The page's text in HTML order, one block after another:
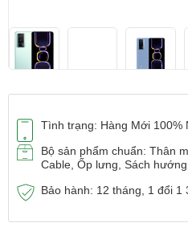
Tình trạng: Hàng Mới 100%
Bộ sản phẩm chuẩn: Thân
Cable, Ốp lưng, Sách
Bảo hành: 12 tháng, 1 đổi 1